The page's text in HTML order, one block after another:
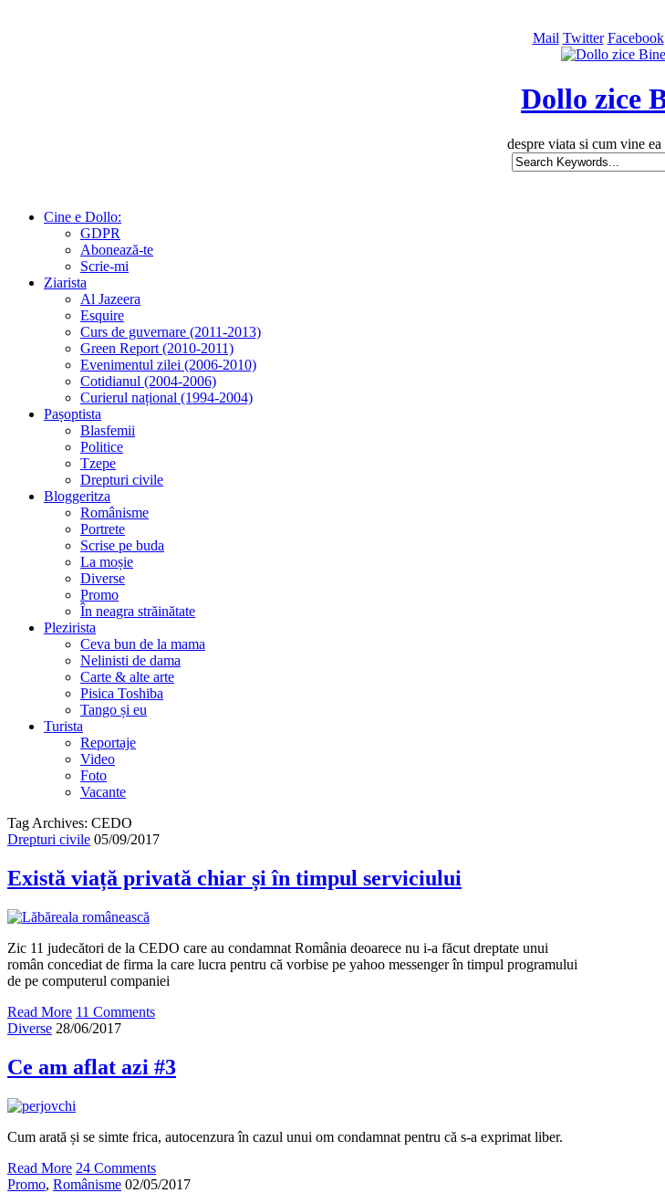
Mail Twitter Facebook
Dollo zice
despre viata si cum vine ea
Cine e Dollo:
GDPR
Abonează-te
Scrie-mi
Ziarista
Al Jazeera
Esquire
Curs de guvernare (2011-2013)
Green Report (2010-2011)
Evenimentul zilei (2006-2010)
Cotidianul (2004-2006)
Curierul național (1994-2004)
Pașoptista
Blasfemii
Politice
Tzepe
Drepturi civile
Bloggeritza
Românisme
Portrete
Scrise pe buda
La moșie
Diverse
Promo
În neagra străinătate
Plezirista
Ceva bun de la mama
Nelinisti de dama
Carte & alte arte
Pisica Toshiba
Tango și eu
Turista
Reportaje
Video
Foto
Vacante
Tag Archives: CEDO
Drepturi civile 05/09/2017
Există viață privată chiar și în timpul serviciului
Zic 11 judecători de la CEDO care au condamnat România deoarece nu i-a făcut dreptate unui
român concediat de firma la care lucra pentru că vorbise pe yahoo messenger în timpul programului
de pe computerul companiei
Read More 11 Comments
Diverse 28/06/2017
Ce am aflat azi #3
Cum arată și se simte frica, autocenzura în cazul unui om condamnat pentru că s-a exprimat liber.
Read More 24 Comments
Promo, Românisme 02/05/2017